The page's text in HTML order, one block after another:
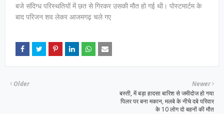
बजे संदिग्ध परिस्थतियों में छत से गिरकर उसकी मौत हो गई थी। पोस्टमार्टम के
बाद परिजन शव लेकर आजमगढ़ चले गए
Newer
बस्ती, में बड़ा हादसा बारिश से जमीदोज हो गया
पिलर पर बना मकान, मलबे के नीचे दबे परिवार
के 10 लोग दो बहनों की मौत
Older